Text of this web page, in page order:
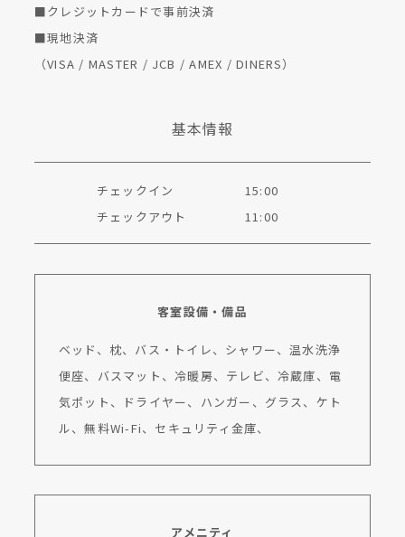
■クレジットカードで事前決済
■現地決済
（VISA / MASTER / JCB / AMEX / DINERS）
基本情報
チェックイン
15:00
チェックアウト
11:00
客室設備・備品
ベッド、枕、バス・トイレ、シャワー、温水洗浄
便座、バスマット、冷暖房、テレビ、冷蔵庫、電
気ポット、ドライヤー、ハンガー、グラス、ケト
ル、無料Wi-Fi、セキュリティ金庫、
アメニティ